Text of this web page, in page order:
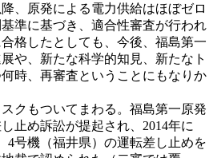
、原発による電力供給はほぼゼロ
準に基づき、適合性審査が行われ
格したとしても、今後、福島第一
や、新たな科学的知見、新たなト
時、再審査ということにもなりか
クもついてまわる。福島第一原発
止め訴訟が提起され、2014年に
4号機（福井県）の運転差し止めを